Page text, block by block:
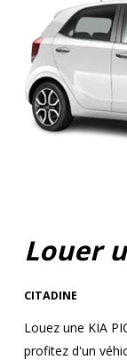
Louer
CITADINE
Louez une KIA
profitez d'un